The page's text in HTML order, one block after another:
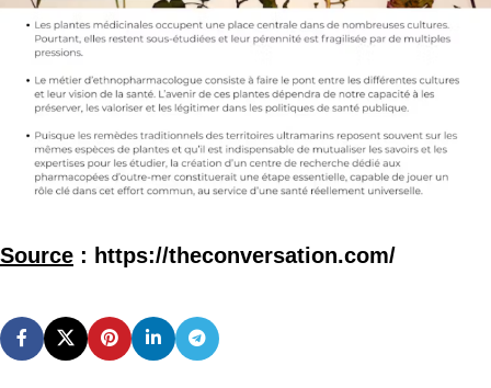
Source : https://theconversation.com/